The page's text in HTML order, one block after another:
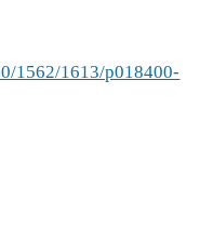
1562/1613/p018400-